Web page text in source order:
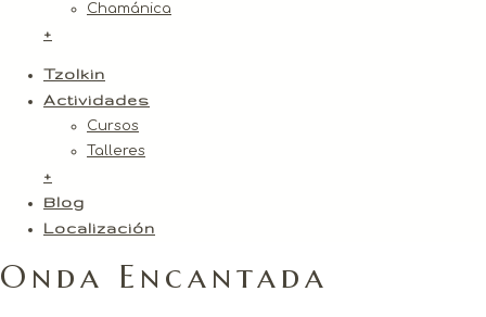
Chamánica
+
Tzolkin
Actividades
Cursos
Talleres
+
Blog
Localización
Onda Encantada